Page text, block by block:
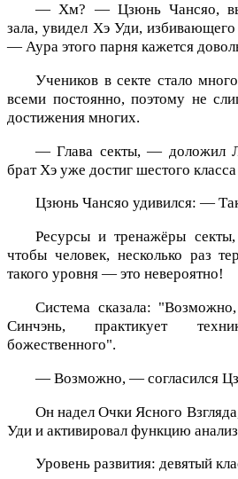
— Хм? — Цзюнь Чансяо,
зала, увидел Хэ Уди,
— Аура этого парня кажется
Учеников в секте стало
всеми постоянно, поэтому не
достижения многих.
— Глава секты, — доложил
брат Хэ уже достиг шестого
Цзюнь Чансяо удивился: —
Ресурсы и тренажёры
чтобы человек, несколько раз
такого уровня — это невероятно!
Система сказала:
Синчэнь, практикует
божественного".
— Возможно, — согласился
Он надел Очки Ясного
Уди и активировал функцию
Уровень развития: девятый